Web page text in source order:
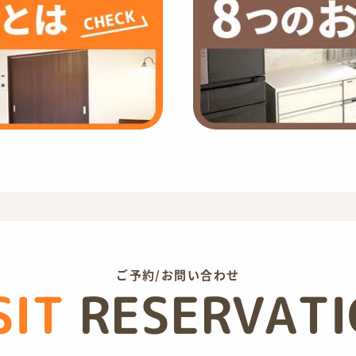
ご予約/お問い合わせ